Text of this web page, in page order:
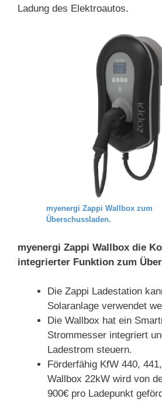
Ladung des Elektroautos.
myenergi Zappi Wallbox zum
Überschussladen.
myenergi Zappi Wallbox die
integrierter Funktion zum
Die Zappi Ladestation
Solaranlage verwendet
Die Wallbox hat ein
Strommesser integriert
Ladestrom steuern.
Förderfähig KfW 440,
Wallbox 22kW wird von
900€ pro Ladepunkt